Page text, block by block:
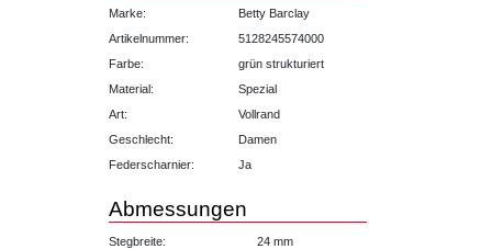
Marke:
Betty Barclay
Artikelnummer:
5128245574000
Farbe:
grün strukturiert
Material:
Spezial
Art:
Vollrand
Geschlecht:
Damen
Federscharnier:
Ja
Abmessungen
Stegbreite:
24 mm